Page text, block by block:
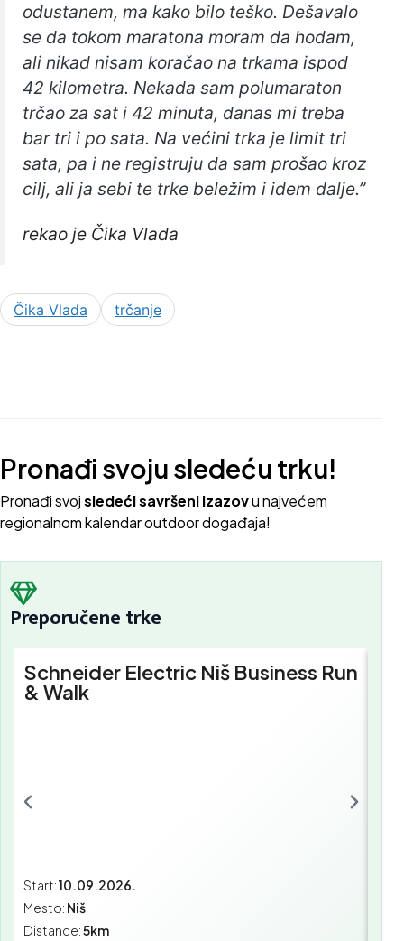
odustanem, ma kako bilo teško. Dešavalo
se da tokom maratona moram da hodam,
ali nikad nisam koračao na trkama ispod
42 kilometra. Nekada sam polumaraton
trčao za sat i 42 minuta, danas mi treba
bar tri i po sata. Na većini trka je limit tri
sata, pa i ne registruju da sam prošao kroz
cilj, ali ja sebi te trke beležim i idem dalje.”
rekao je Čika Vlada
Čika Vlada trčanje
Pronađi svoju sledeću trku!
Pronađi svojsledeći savršeni izazovu najvećem
regionalnom kalendar outdoor događaja!
Preporučene trke
Schneider Electric Niš Business Run
& Walk
Start:10.09.2026.
Mesto: Niš
Distance:5km